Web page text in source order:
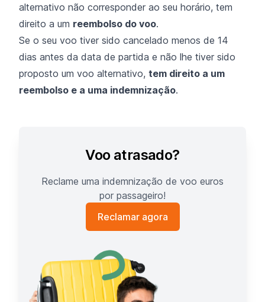
alternativo não corresponder ao seu horário, tem
direito a um reembolso do voo.
Se o seu voo tiver sido cancelado menos de 14
dias antes da data de partida e não lhe tiver sido
proposto um voo alternativo, tem direito a um
reembolso e a uma indemnização.
Voo atrasado?
Reclame uma indemnização de voo euros
por passageiro!
Reclamar agora